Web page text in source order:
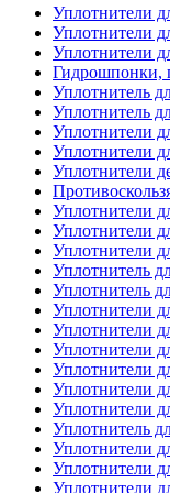
Уплотнители
Уплотнители
Гидрошпонки,
Уплотнитель
Уплотнитель
Уплотнители
Уплотнители
Уплотнители
Уплотнители
Уплотнители
Уплотнители
Уплотнитель
Уплотнитель
Уплотнители
Уплотнители
Уплотнители
Уплотнители
Уплотнители
Уплотнители
Уплотнитель
Уплотнители
Уплотнители
Уплотнители